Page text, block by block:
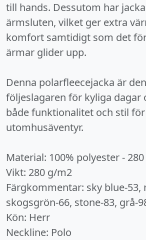
till hands. Dessutom har
ärmsluten, vilket ger extra
komfort samtidigt som det
ärmar glider upp.
Denna polarfleecejacka är
följeslagaren för kyliga dagar
både funktionalitet och stil
utomhusäventyr.
Material: 100% polyester -
Vikt: 280 g/m2
Färgkommentar: sky blue-53,
skogsgrön-66, stone-83, grå-
Kön: Herr
Neckline: Polo